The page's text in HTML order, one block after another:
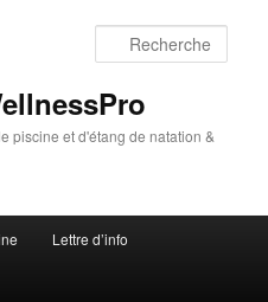
piscine et d'étang de natation &
Lettre d’info